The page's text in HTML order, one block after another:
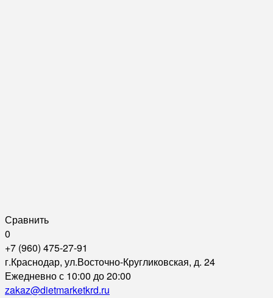
Сравнить
0
+7 (960) 475-27-91
г.Краснодар, ул.Восточно-Кругликовская, д. 24
Ежедневно с 10:00 до 20:00
zakaz@dietmarketkrd.ru